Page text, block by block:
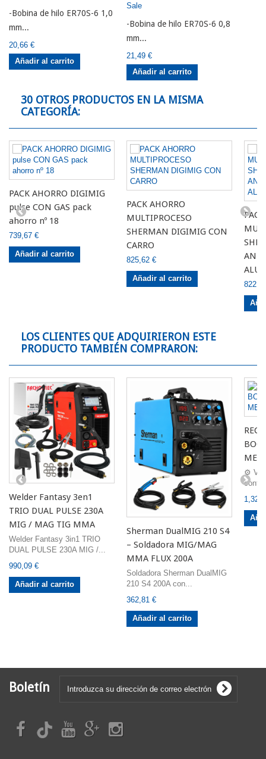
-Bobina de hilo ER70S-6 1,0
mm...
20,66 €
Añadir al carrito
Sale
-Bobina de hilo ER70S-6 0,8
mm...
21,49 €
Añadir al carrito
30 OTROS PRODUCTOS EN LA MISMA
CATEGORÍA:
PACK AHORRO DIGIMIG
pulse CON GAS pack
ahorro nº 18
739,67 €
Añadir al carrito
PACK AHORRO
MULTIPROCESO
SHERMAN DIGIMIG CON
CARRO
825,62 €
Añadir al carrito
LOS CLIENTES QUE ADQUIRIERON ESTE
PRODUCTO TAMBIÉN COMPRARON:
Welder Fantasy 3en1
TRIO DUAL PULSE 230A
MIG / MAG TIG MMA
Welder Fantasy 3in1 TRIO
DUAL PULSE 230A MIG /...
990,09 €
Añadir al carrito
Sherman DualMIG 210 S4
– Soldadora MIG/MAG
MMA FLUX 200A
Soldadora Sherman DualMIG
210 S4 200A con...
362,81 €
Añadir al carrito
⚙️
1,32 €
Boletín